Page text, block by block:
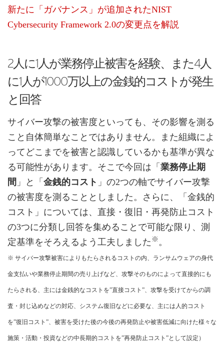
新たに「ガバナンス」が追加されたNIST
Cybersecurity Framework 2.0の変更点を解説
2人に1人が業務停止被害を経験、また4人
に1人が1000万以上の金銭的コストが発生
と回答
サイバー攻撃の被害度といっても、その影響を測る
こと自体簡単なことではありません。また組織によ
ってどこまでを被害と認識しているかも基準が異な
る可能性があります。そこで今回は「 業務停止期
間 」と「 金銭的コスト 」の2つの軸でサイバー攻撃
の被害度を測ることとしました。さらに、「金銭的
コスト」については、直接・復旧・再発防止コスト
の3つに分類し回答を集めることで可能な限り、測
定基準をそろえるよう工夫しました ※ 。
※ サイバー攻撃被害によりもたらされるコストの内、ランサムウェアの身代
金支払いや業務停止期間の売り上げなど、攻撃そのものによって直接的にも
たらされる、主には金銭的なコストを”直接コスト”、攻撃を受けてからの調
査・封じ込めなどの対応、システム復旧などに必要な、主には人的コスト
を”復旧コスト”、被害を受けた後の今後の再発防止や被害低減に向けた様々な
施策・活動・投資などの中長期的コストを”再発防止コスト”として設定）